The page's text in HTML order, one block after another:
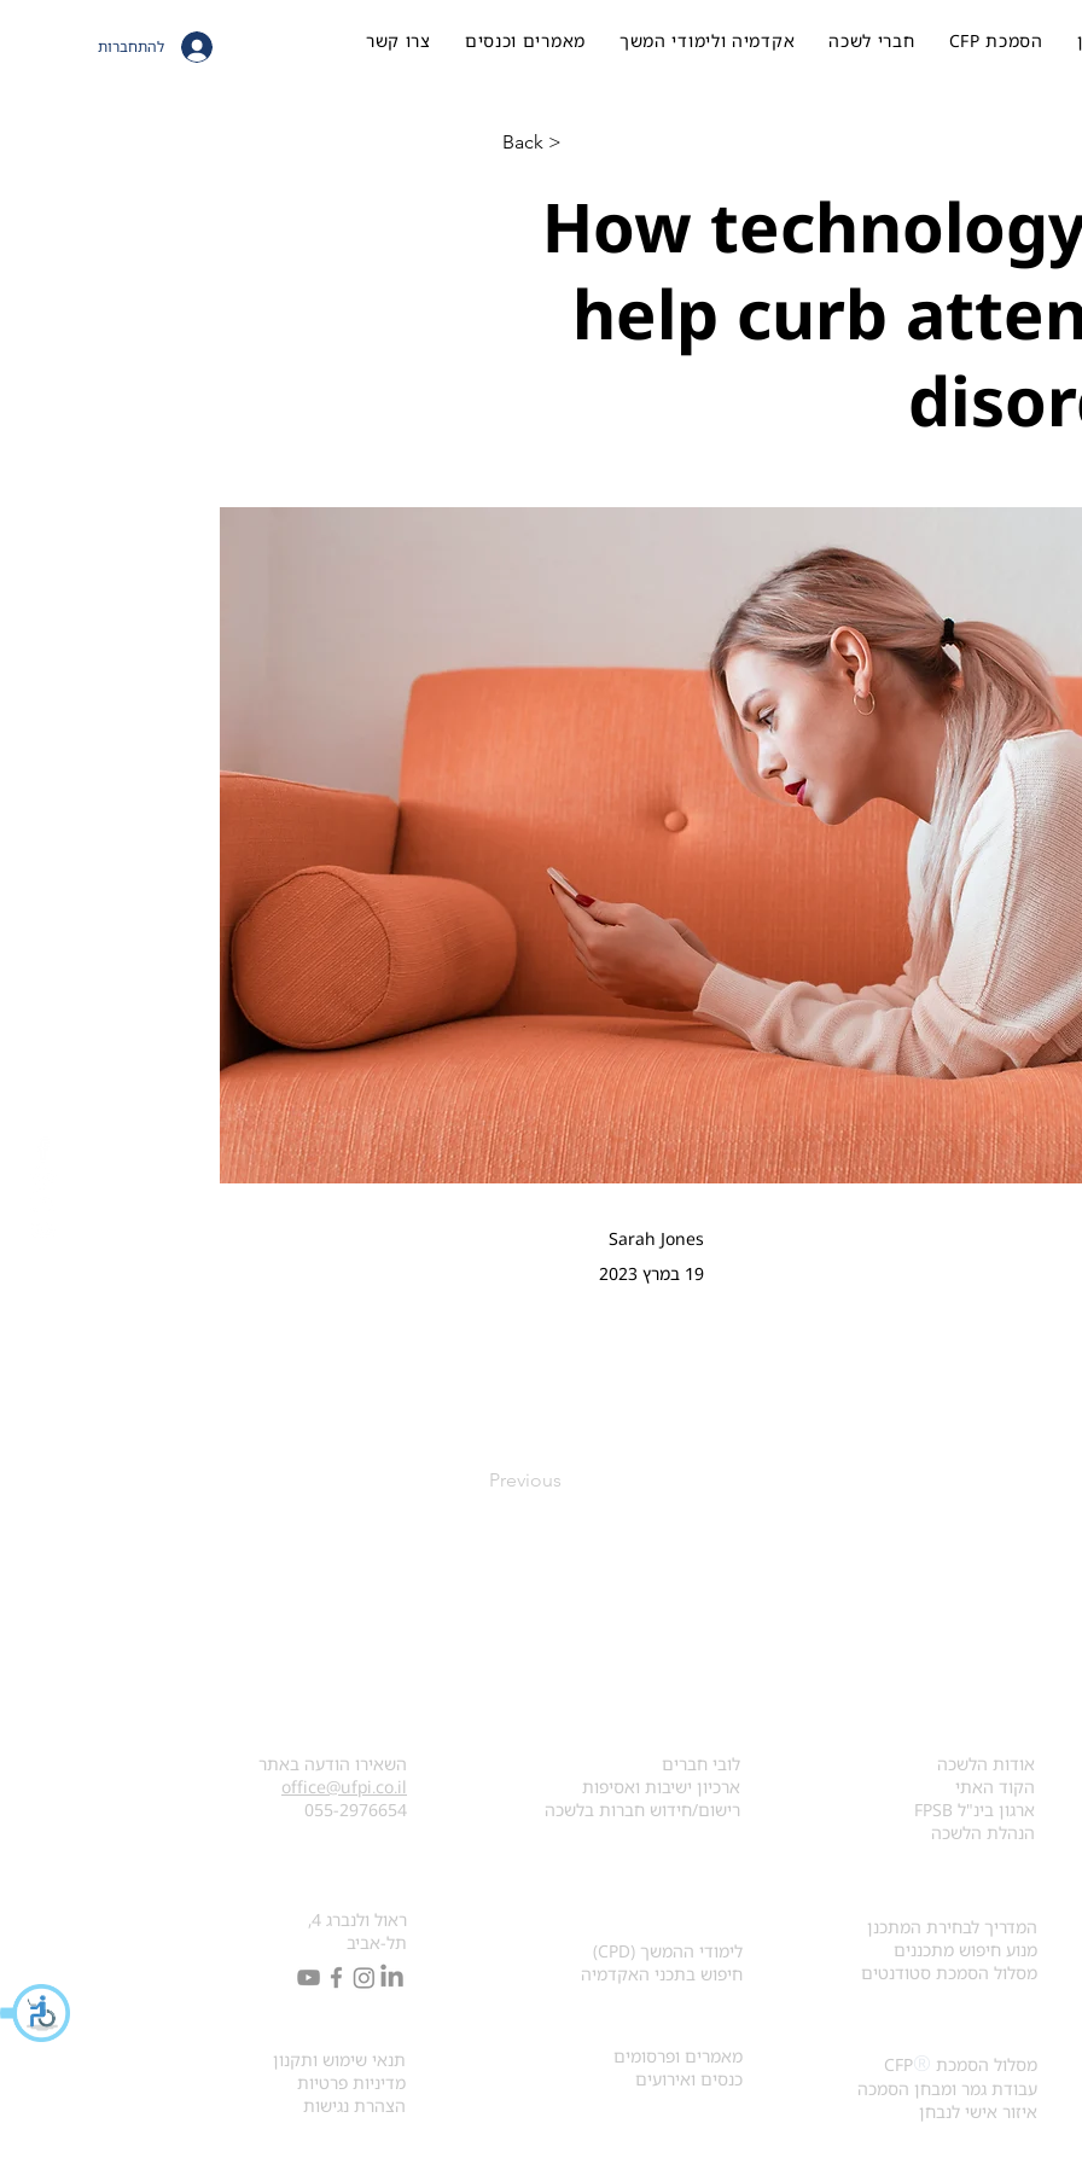
להתחברות הסמכת CFP חברי לשכה אקדמיה ולימודי המשך מאמרים וכנסים צרו קשר
< Back
How
help curb
Sarah Jones
19 במרץ 2023
Previous
​אודות הלשכה
הקוד האתי
ארגון בינ"ל FPSB
הנהלת הלשכה
המדריך לבחירת המתכנן
מנוע חיפוש מתכננים
מסלול הסמכת סטודנטים
לובי חברים
ארכיון ישיבות ואסיפות
רישום/חידוש חברות בלשכה
השאירו הודעה באתר
office@ufpi.co.il
​055-2976654
לימודי ההמשך (CPD)
חיפוש בתכני האקדמיה
ראול ולנברג 4,
תל-אביב
מסלול הסמכת ®
CFP
עבודת גמר ומבחן הסמכה
איזור אישי לנבחן
מאמרים ופרסומים
כנסים ואירועים
תנאי שימוש ותקנון
מדיניות פרטיות
הצהרת נגישות